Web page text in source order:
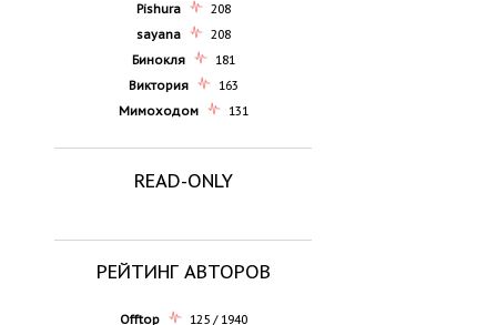
Pishura
208
sayana
208
Бинокля
181
Виктория
163
Мимоходом
131
READ-ONLY
РЕЙТИНГ АВТОРОВ
Offtop
125 / 1940